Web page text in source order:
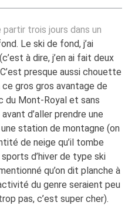
partir trois jours dans un
Le ski de fond, j’ai
à dire, j’en ai fait deux
presque aussi chouette
gros gros avantage de
du Mont-Royal et sans
d’aller prendre une
station de montagne (on
de neige qu’il tombe
d’hiver de type ski
qu’on dit planche à
du genre seraient peu
pas, c’est super cher).